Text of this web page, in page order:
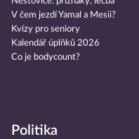
V čem jezdí Yamal a Mesii?
Kvízy pro seniory
Kalendář úplňků 2026
Co je bodycount?
Politika